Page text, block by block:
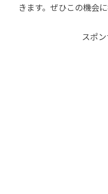
きます。ぜひこの機会
スポ